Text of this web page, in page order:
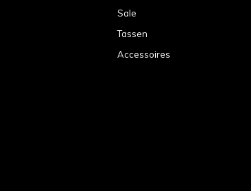
Sale
Tassen
Accessoires